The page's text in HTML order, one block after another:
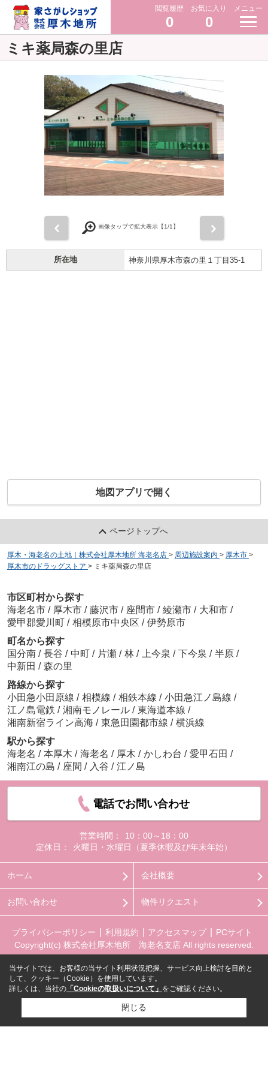
閲覧履歴
0
お気に入り
0
メニュー
ミキ薬局森の里店
画像タップで拡大表示【1/1】
所在地 神奈川県厚木市森の里１丁目35-1
地図アプリで開く
ページトップへ
厚木・海老名の土地｜株式会社厚木地所 海老名店 > 周辺施設案内 > 厚木市 >
厚木市のドラッグストア > ミキ薬局森の里店
市区町村から探す
海老名市 / 厚木市 / 藤沢市 / 座間市 / 綾瀬市 / 大和市 /
愛甲郡愛川町 / 相模原市中央区 / 伊勢原市
町名から探す
国分南 / 長谷 / 中町 / 片瀬 / 林 / 上今泉 / 下今泉 / 半原 /
中新田 / 森の里
路線から探す
小田急小田原線 / 相模線 / 相鉄本線 / 小田急江ノ島線 /
江ノ島電鉄 / 湘南モノレール / 東海道本線 /
湘南新宿ライン高海 / 東急田園都市線 / 横浜線
駅から探す
海老名 / 本厚木 / 海老名 / 厚木 / かしわ台 / 愛甲石田 /
湘南江の島 / 座間 / 入谷 / 江ノ島
電話でお問い合わせ
営業時間：
10：00～18：00
定休日：
火曜日・水曜日（夏季休暇及び年末年始）
ホーム 会社概要
お問い合わせ 物件リクエスト
プライバシーポリシー 利用規約 アクセスマップ
PCサイト
Copyright(c) 株式会社厚木地所 海老名支店 All rights reserved.
当サイトでは、お客様の当サイト利用状況把握、サービス向上検討を目的と
して、クッキー（Cookie）を使用しています。
詳しくは、当社の 「Cookieの取扱いについて」 をご確認ください。
閉じる